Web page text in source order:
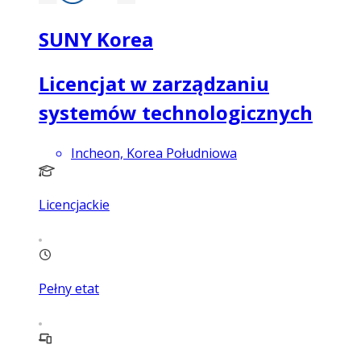
SUNY Korea
Licencjat w zarządzaniu
systemów technologicznych
Incheon, Korea Południowa
Licencjackie
Pełny etat